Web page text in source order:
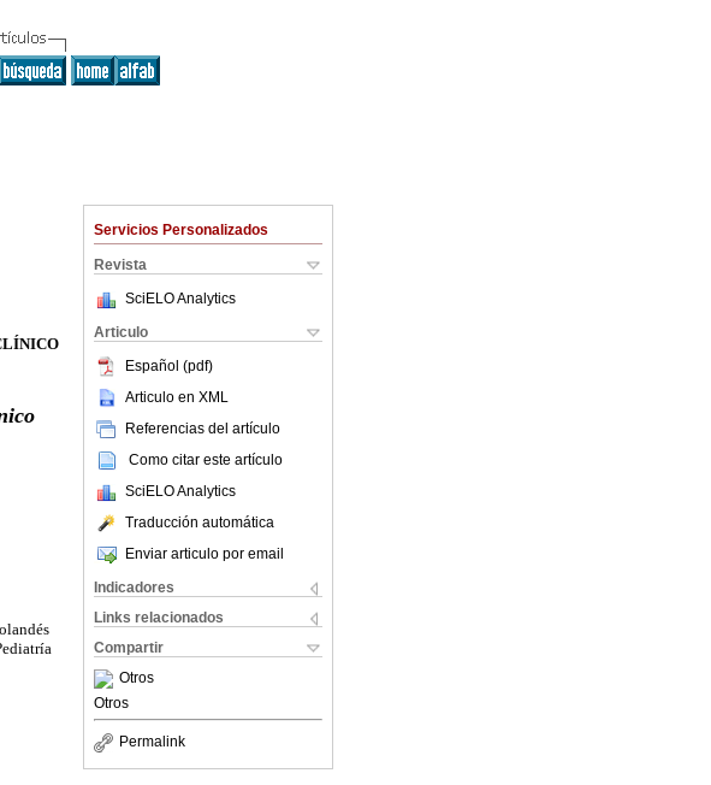
Servicios Personalizados
Revista
SciELO Analytics
Articulo
Español (pdf)
Articulo en XML
Referencias del artículo
Como citar este artículo
SciELO Analytics
Traducción automática
Enviar articulo por email
Indicadores
Links relacionados
Compartir
Otros
Otros
Permalink